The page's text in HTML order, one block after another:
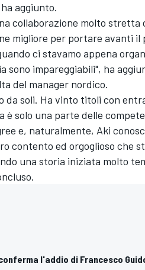
aggiunto.
collaborazione molto stretta
migliore per portare avanti il
ci stavamo appena
sono impareggiabili", ha
del manager nordico.
da soli. Ha vinto titoli con
è solo una parte delle
e, naturalmente, Aki
contento ed orgoglioso che
una storia iniziata molto
conferma l'addio di Francesco